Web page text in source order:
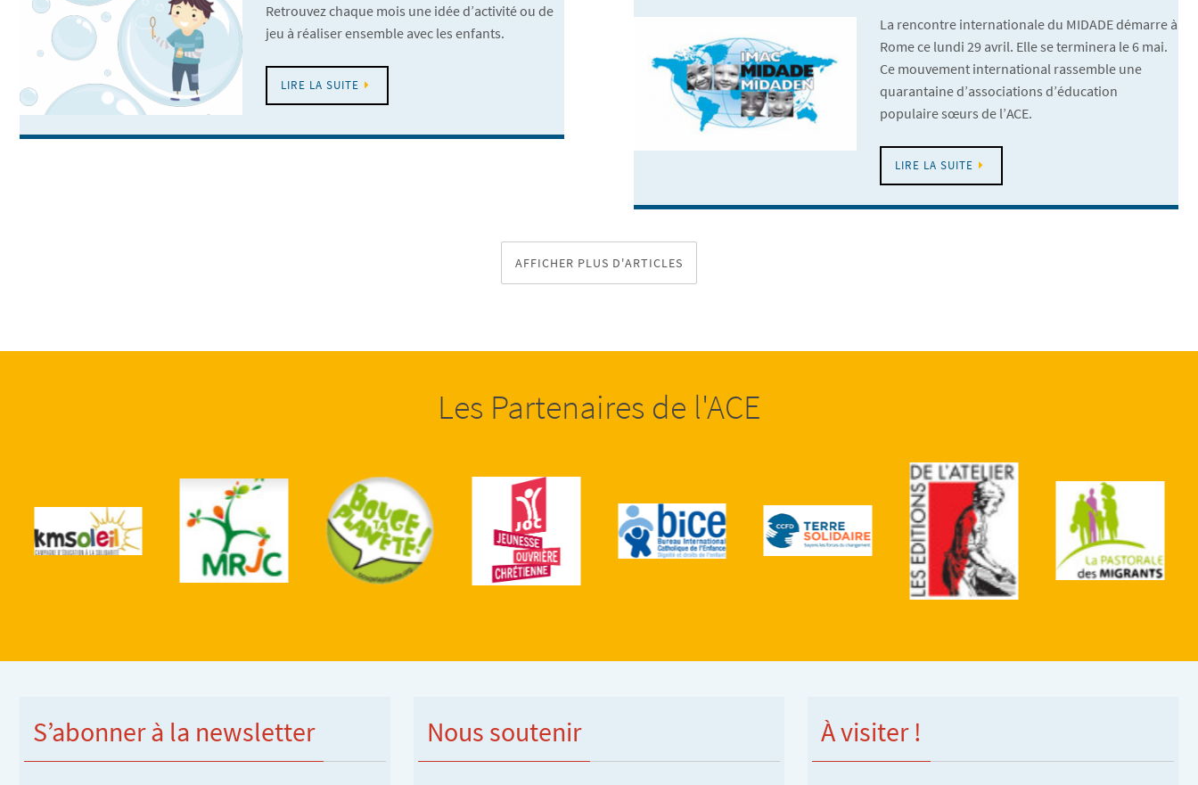
Retrouvez chaque mois une idée d’activité ou de
jeu à réaliser ensemble avec les enfants.
LIRE LA SUITE
La rencontre internationale du MIDADE démarre à
Rome ce lundi 29 avril. Elle se terminera le 6 mai.
Ce mouvement international rassemble une
quarantaine d’associations d’éducation
populaire sœurs de l’ACE.
LIRE LA SUITE
AFFICHER PLUS D'ARTICLES
Les Partenaires de l'ACE
S’abonner à la newsletter Nous soutenir À visiter !